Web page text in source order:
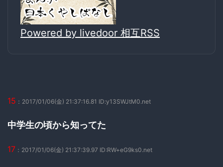
Powered by livedoor 相互RSS
15 ：2017/01/06(金) 21:37:16.81 ID:y13SWJtM0.net
中学生の頃から知ってた
17 ：2017/01/06(金) 21:37:39.97 ID:RW+eG9ks0.net